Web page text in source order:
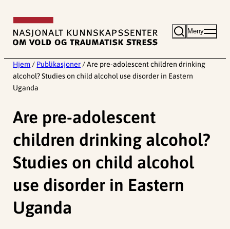
innhold
Meny
Hjem / Publikasjoner / Are pre-adolescent children drinking
alcohol? Studies on child alcohol use disorder in Eastern
Uganda
Are pre-adolescent
children drinking alcohol?
Studies on child alcohol
use disorder in Eastern
Uganda